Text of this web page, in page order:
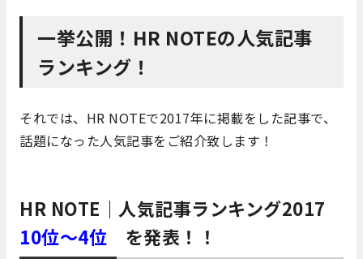
一挙公開！HR NOTEの人気記事
ランキング！
それでは、HR NOTEで2017年に掲載をした記事で、
話題になった人気記事をご紹介致します！
HR NOTE｜人気記事ランキング2017
10位～4位 を発表！！